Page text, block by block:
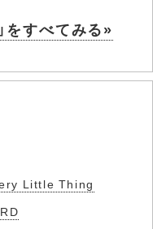
をすべてみる»
Little Thing